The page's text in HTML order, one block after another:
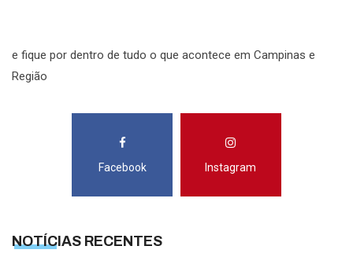
e fique por dentro de tudo o que acontece em Campinas e
Região
Facebook Instagram
NOTÍCIAS RECENTES